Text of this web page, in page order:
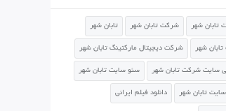
شهر شرکت تابان شهر تابان شهر
شهر شرکت دیجیتال مارکتینگ تابان شهر
سایت شرکت تابان شهر سئو سایت تابان شهر
تابان شهر دانلود فیلم ایرانی